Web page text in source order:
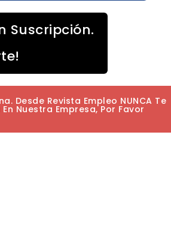
Suscripción.
Desde Revista Empleo NUNCA Te
Nuestra Empresa, Por Favor